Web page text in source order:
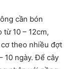
cần bón
10 – 12cm,
theo nhiều đợt
10 ngày. Để cây